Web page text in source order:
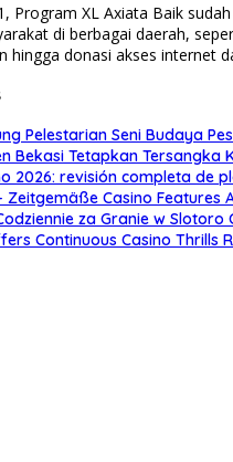
Program XL Axiata Baik
di berbagai daerah,
hingga donasi akses internet
Pelestarian Seni Budaya
Bekasi Tetapkan Tersangka
2026: revisión completa de
Zeitgemäße Casino Features
za Granie w Slotoro
Continuous Casino Thrills